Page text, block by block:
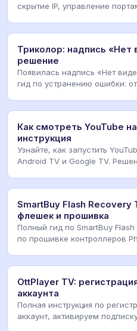
скрытие IP, управление
Триколор: надпись
решение
Появилась надпись «Нет
гид по устранению ошибки:
Как смотреть YouTube
инструкция
Узнайте, как запустить
Android TV и Google TV.
SmartBuy Flash Recovery
флешек и прошивка
Полный гид по SmartBuy
по прошивке контроллеров
OttPlayer TV:
аккаунта
Полная инструкция по
аккаунт, активируем